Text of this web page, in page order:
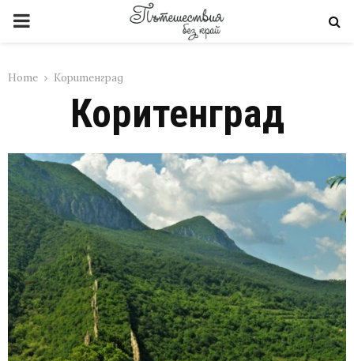
PRIMARY
Home Коритенград
Коритенград